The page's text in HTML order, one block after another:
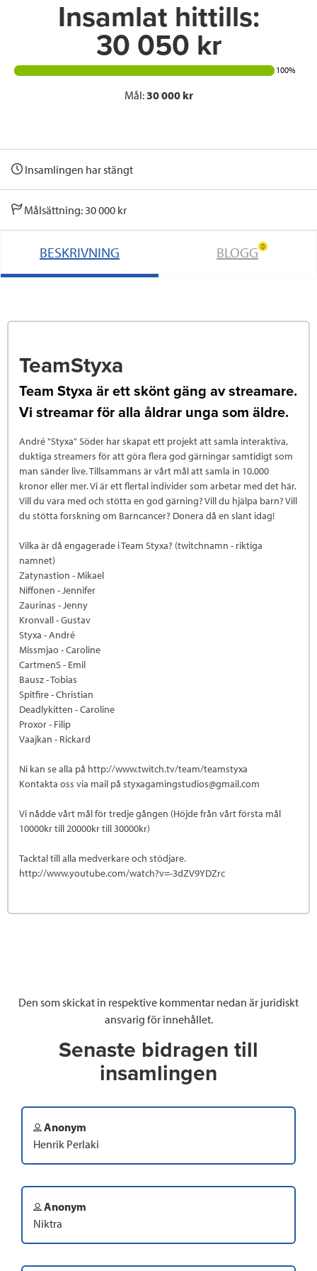
Insamlat hittills:
30 050 kr
100%
Mål:30 000 kr
Insamlingen har stängt
Målsättning: 30 000 kr
BESKRIVNING BLOGG 0
TeamStyxa
Team Styxa är ett skönt gäng av streamare.
Vi streamar för alla åldrar unga som äldre.
André "Styxa" Söder har skapat ett projekt att samla interaktiva,
duktiga streamers för att göra flera god gärningar samtidigt som
man sänder live. Tillsammans är vårt mål att samla in 10.000
kronor eller mer. Vi är ett flertal individer som arbetar med det här.
Vill du vara med och stötta en god gärning? Vill du hjälpa barn? Vill
du stötta forskning om Barncancer? Donera då en slant idag!
Vilka är då engagerade i Team Styxa? (twitchnamn - riktiga
namnet)
Zatynastion - Mikael
Niffonen - Jennifer
Zaurinas - Jenny
Kronvall - Gustav
Styxa - André
Missmjao - Caroline
CartmenS - Emil
Bausz - Tobias
Spitfire - Christian
Deadlykitten - Caroline
Proxor - Filip
Vaajkan - Rickard
Ni kan se alla på http://www.twitch.tv/team/teamstyxa
Kontakta oss via mail på styxagamingstudios@gmail.com
Vi nådde vårt mål för tredje gången (Höjde från vårt första mål
10000kr till 20000kr till 30000kr)
Tacktal till alla medverkare och stödjare.
http://www.youtube.com/watch?v=-3dZV9YDZrc
Den som skickat in respektive kommentar nedan är juridiskt
ansvarig för innehållet.
Senaste bidragen till
insamlingen
Anonym
Henrik Perlaki
Anonym
Niktra